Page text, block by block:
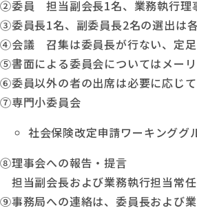
②委員 担当副会長1名、業務執行理
③委員長1名、副委員長2名の選出は
④会議 召集は委員長が行ない、定
⑤書面による委員会についてはメー
⑥委員以外の者の出席は必要に応じ
⑦専門小委員会
社会保険改定申請ワーキンググ
⑧理事会への報告・提言
担当副会長および業務執行担当常
⑨事務局への連絡は、委員長および